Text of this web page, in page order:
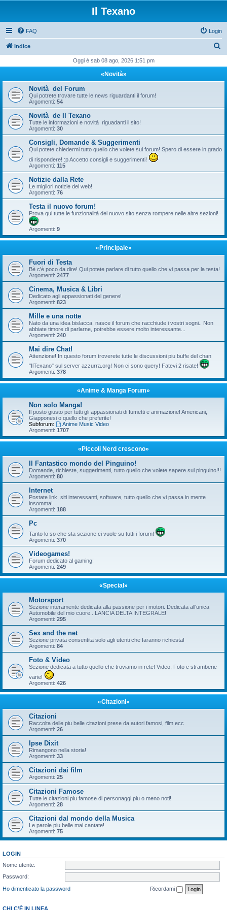
Il Texano
FAQ Login
Indice
c
Oggi è sab 08 ago, 2026 1:51 pm
«Novità»
Novità del Forum
Qui potrete trovare tutte le news riguardanti il forum!
Argomenti: 54
Novità de Il Texano
Tutte le informazioni e novità riguadanti il sito!
Argomenti: 30
Consigli, Domande & Suggerimenti
Qui potete chiedermi tutto quello che volete sul forum! Spero di essere in grado
di rispondere! :p Accetto consigli e suggerimenti!
Argomenti: 115
Notizie dalla Rete
Le migliori notizie del web!
Argomenti: 76
Testa il nuovo forum!
Prova qui tutte le funzionalità del nuovo sito senza rompere nelle altre sezioni!
Argomenti: 9
«Principale»
Fuori di Testa
Bè c'è poco da dire! Qui potete parlare di tutto quello che vi passa per la testa!
Argomenti: 2477
Cinema, Musica & Libri
Dedicato agli appassionati del genere!
Argomenti: 823
Mille e una notte
Nato da una idea bislacca, nasce il forum che racchiude i vostri sogni.. Non
abbiate timore di parlarne, potrebbe essere molto interessante...
Argomenti: 240
Mai dire Chat!
Attenzione! In questo forum troverete tutte le discussioni piu buffe del chan
"IlTexano" sul server azzurra.org! Non ci sono query! Fatevi 2 risate!
Argomenti: 378
«Anime & Manga Forum»
Non solo Manga!
Il posto giusto per tutti gli appassionati di fumetti e animazione! Americani,
Giapponesi o quello che preferite!
Subforum:
Anime Music Video
Argomenti: 1707
«Piccoli Nerd crescono»
Il Fantastico mondo del Pinguino!
Domande, richieste, suggerimenti, tutto quello che volete sapere sul pinguino!!!
Argomenti: 80
Internet
Postate link, siti interessanti, software, tutto quello che vi passa in mente
insomma!
Argomenti: 188
Pc
Tanto lo so che sta sezione ci vuole su tutti i forum!
Argomenti: 370
Videogames!
Forum dedicato al gaming!
Argomenti: 249
«Special»
Motorsport
Sezione interamente dedicata alla passione per i motori. Dedicata all'unica
Automobile del mio cuore.. LANCIA DELTA INTEGRALE!
Argomenti: 295
Sex and the net
Sezione privata consentita solo agli utenti che faranno richiesta!
Argomenti: 84
Foto & Video
Sezione dedicata a tutto quello che troviamo in rete! Video, Foto e stramberie
varie!
Argomenti: 426
«Citazioni»
Citazioni
Raccolta delle piu belle citazioni prese da autori famosi, film ecc
Argomenti: 26
Ipse Dixit
Rimangono nella storia!
Argomenti: 33
Citazioni dai film
Argomenti: 25
Citazioni Famose
Tutte le citazioni piu famose di personaggi piu o meno noti!
Argomenti: 28
Citazioni dal mondo della Musica
Le parole piu belle mai cantate!
Argomenti: 75
LOGIN
Nome utente:
Password:
Ho dimenticato la password
Ricordami
CHI C’È IN LINEA